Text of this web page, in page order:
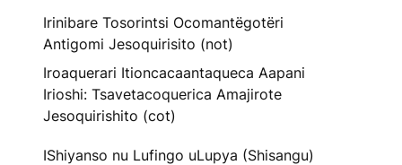
Irinibare Tosorintsi Ocomantëgotëri
Antigomi Jesoquirisito (not)
Iroaquerari Itioncacaantaqueca Aapani
Irioshi: Tsavetacoquerica Amajirote
Jesoquirishito (cot)
IShiyanso nu Lufingo uLupya (Shisangu)